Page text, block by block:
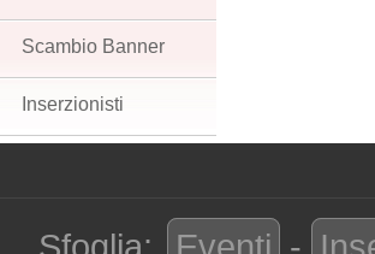
Scambio Banner
Inserzionisti